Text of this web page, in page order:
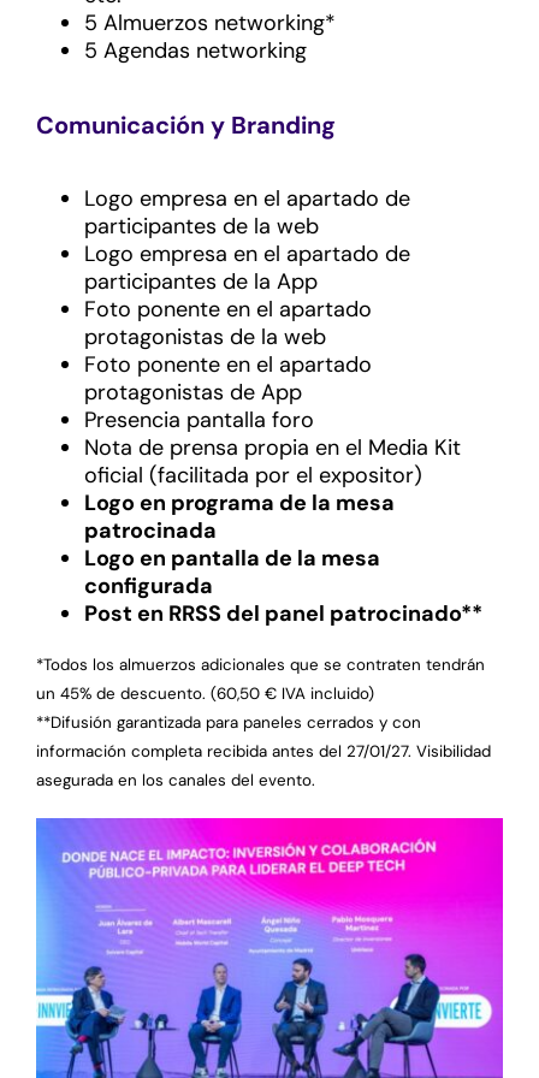
5 Almuerzos networking*
5 Agendas networking
Comunicación y Branding
Logo empresa en el apartado de
participantes de la web
Logo empresa en el apartado de
participantes de la App
Foto ponente en el apartado
protagonistas de la web
Foto ponente en el apartado
protagonistas de App
Presencia pantalla foro
Nota de prensa propia en el Media Kit
oficial (facilitada por el expositor)
Logo en programa de la mesa
patrocinada
Logo en pantalla de la mesa
configurada
Post en RRSS del panel patrocinado**
*Todos los almuerzos adicionales que se contraten tendrán
un 45% de descuento. (60,50 € IVA incluido)
**Difusión garantizada para paneles cerrados y con
información completa recibida antes del 27/01/27. Visibilidad
asegurada en los canales del evento.